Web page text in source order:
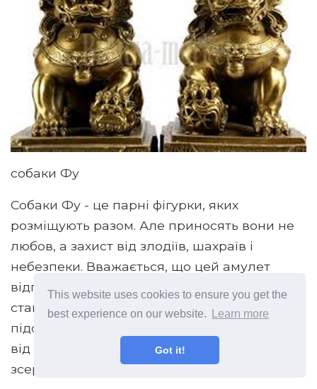
This website uses cookies to ensure you get the
best experience on our website.
Learn more
Got it!
собаки Фу
Собаки Фу - це парні фігурки, яких
розміщують разом. Але приносять вони не
любов, а захист від злодіїв, шахраїв і
небезпеки. Вважається, що цей амулет
відганяє жебраків від житла. Не можна
ставити їх на рівні землі, тільки на
підставку. Самець повинен стояти праворуч
від вхідних дверей (якщо дивитися на двері
зсередини приміщення), а самка - зліва.